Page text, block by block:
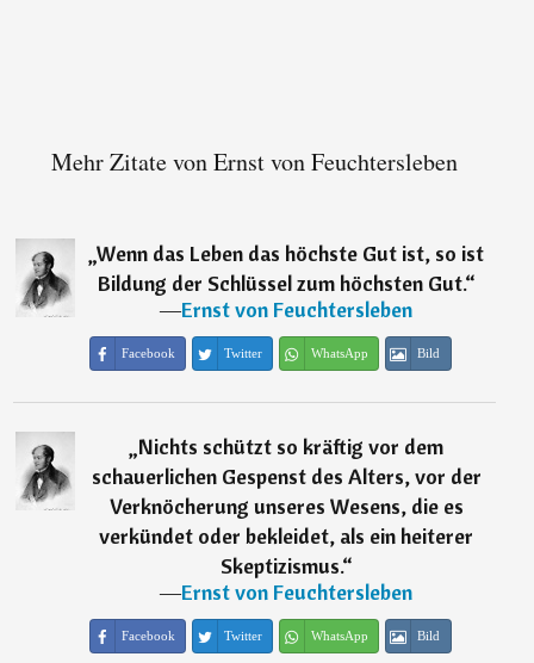
Mehr Zitate von Ernst von Feuchtersleben
„Wenn das Leben das höchste Gut ist, so ist
Bildung der Schlüssel zum höchsten Gut.“
―Ernst von Feuchtersleben
Facebook Twitter WhatsApp Bild
„Nichts schützt so kräftig vor dem
schauerlichen Gespenst des Alters, vor der
Verknöcherung unseres Wesens, die es
verkündet oder bekleidet, als ein heiterer
Skeptizismus.“
―Ernst von Feuchtersleben
Facebook Twitter WhatsApp Bild